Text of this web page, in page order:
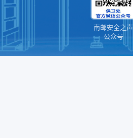
南邮安全之声
公众号